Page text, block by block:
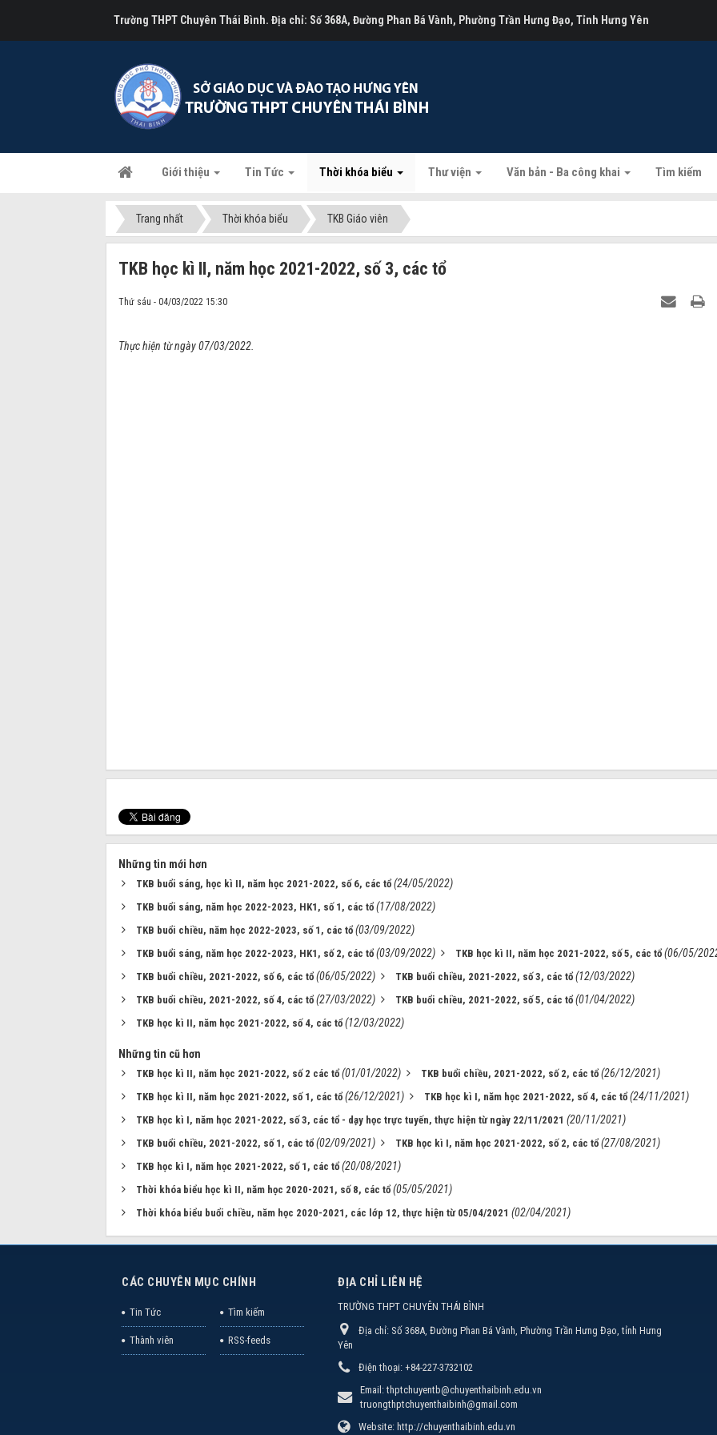
Giới thiệu Tin Tức Thời khóa biểu Thư viện Văn bản - Ba công khai Tìm kiếm
Trường THPT Chuyên Thái Bình. Địa chỉ: Số 368A, Đường Phan Bá Vành, Phường Trần Hưng Đạo, Tỉnh Hưng Yên
Trang nhất Thời khóa biểu TKB Giáo viên
TKB học kì II, năm học 2021-2022, số 3, các tổ
Thứ sáu - 04/03/2022 15:30
Thực hiện từ ngày 07/03/2022.
Những tin mới hơn
TKB buổi sáng, học kì II, năm học 2021-2022, số 6, các tổ (24/05/2022)
TKB buổi sáng, năm học 2022-2023, HK1, số 1, các tổ (17/08/2022)
TKB buổi chiều, năm học 2022-2023, số 1, các tổ (03/09/2022)
TKB buổi sáng, năm học 2022-2023, HK1, số 2, các tổ (03/09/2022) TKB học kì II, năm học 2021-2022, số 5, các tổ (06/05/
TKB buổi chiều, 2021-2022, số 6, các tổ (06/05/2022) TKB buổi chiều, 2021-2022, số 3, các tổ (12/03/2022)
TKB buổi chiều, 2021-2022, số 4, các tổ (27/03/2022) TKB buổi chiều, 2021-2022, số 5, các tổ (01/04/2022)
TKB học kì II, năm học 2021-2022, số 4, các tổ (12/03/2022)
Những tin cũ hơn
TKB học kì II, năm học 2021-2022, số 2 các tổ (01/01/2022) TKB buổi chiều, 2021-2022, số 2, các tổ (26/12/2021)
TKB học kì II, năm học 2021-2022, số 1, các tổ (26/12/2021) TKB học kì I, năm học 2021-2022, số 4, các tổ (24/11/2021)
TKB học kì I, năm học 2021-2022, số 3, các tổ - dạy học trực tuyến, thực hiện từ ngày 22/11/2021 (20/11/2021)
TKB buổi chiều, 2021-2022, số 1, các tổ (02/09/2021) TKB học kì I, năm học 2021-2022, số 2, các tổ (27/08/2021)
TKB học kì I, năm học 2021-2022, số 1, các tổ (20/08/2021)
Thời khóa biểu học kì II, năm học 2020-2021, số 8, các tổ (05/05/2021)
Thời khóa biểu buổi chiều, năm học 2020-2021, các lớp 12, thực hiện từ 05/04/2021 (02/04/2021)
CÁC CHUYÊN MỤC CHÍNH
Tin Tức Tìm kiếm
Thành viên RSS-feeds
ĐỊA CHỈ LIÊN HỆ
TRƯỜNG THPT CHUYÊN THÁI BÌNH
Địa chỉ: Số 368A, Đường Phan Bá Vành, Phường Trần Hưng Đạo, tỉnh Hưng
Yên
Điện thoại: +84-227-3732102
Email:thptchuyentb@chuyenthaibinh.edu.vn
truongthptchuyenthaibinh@gmail.com
Website: http://chuyenthaibinh.edu.vn